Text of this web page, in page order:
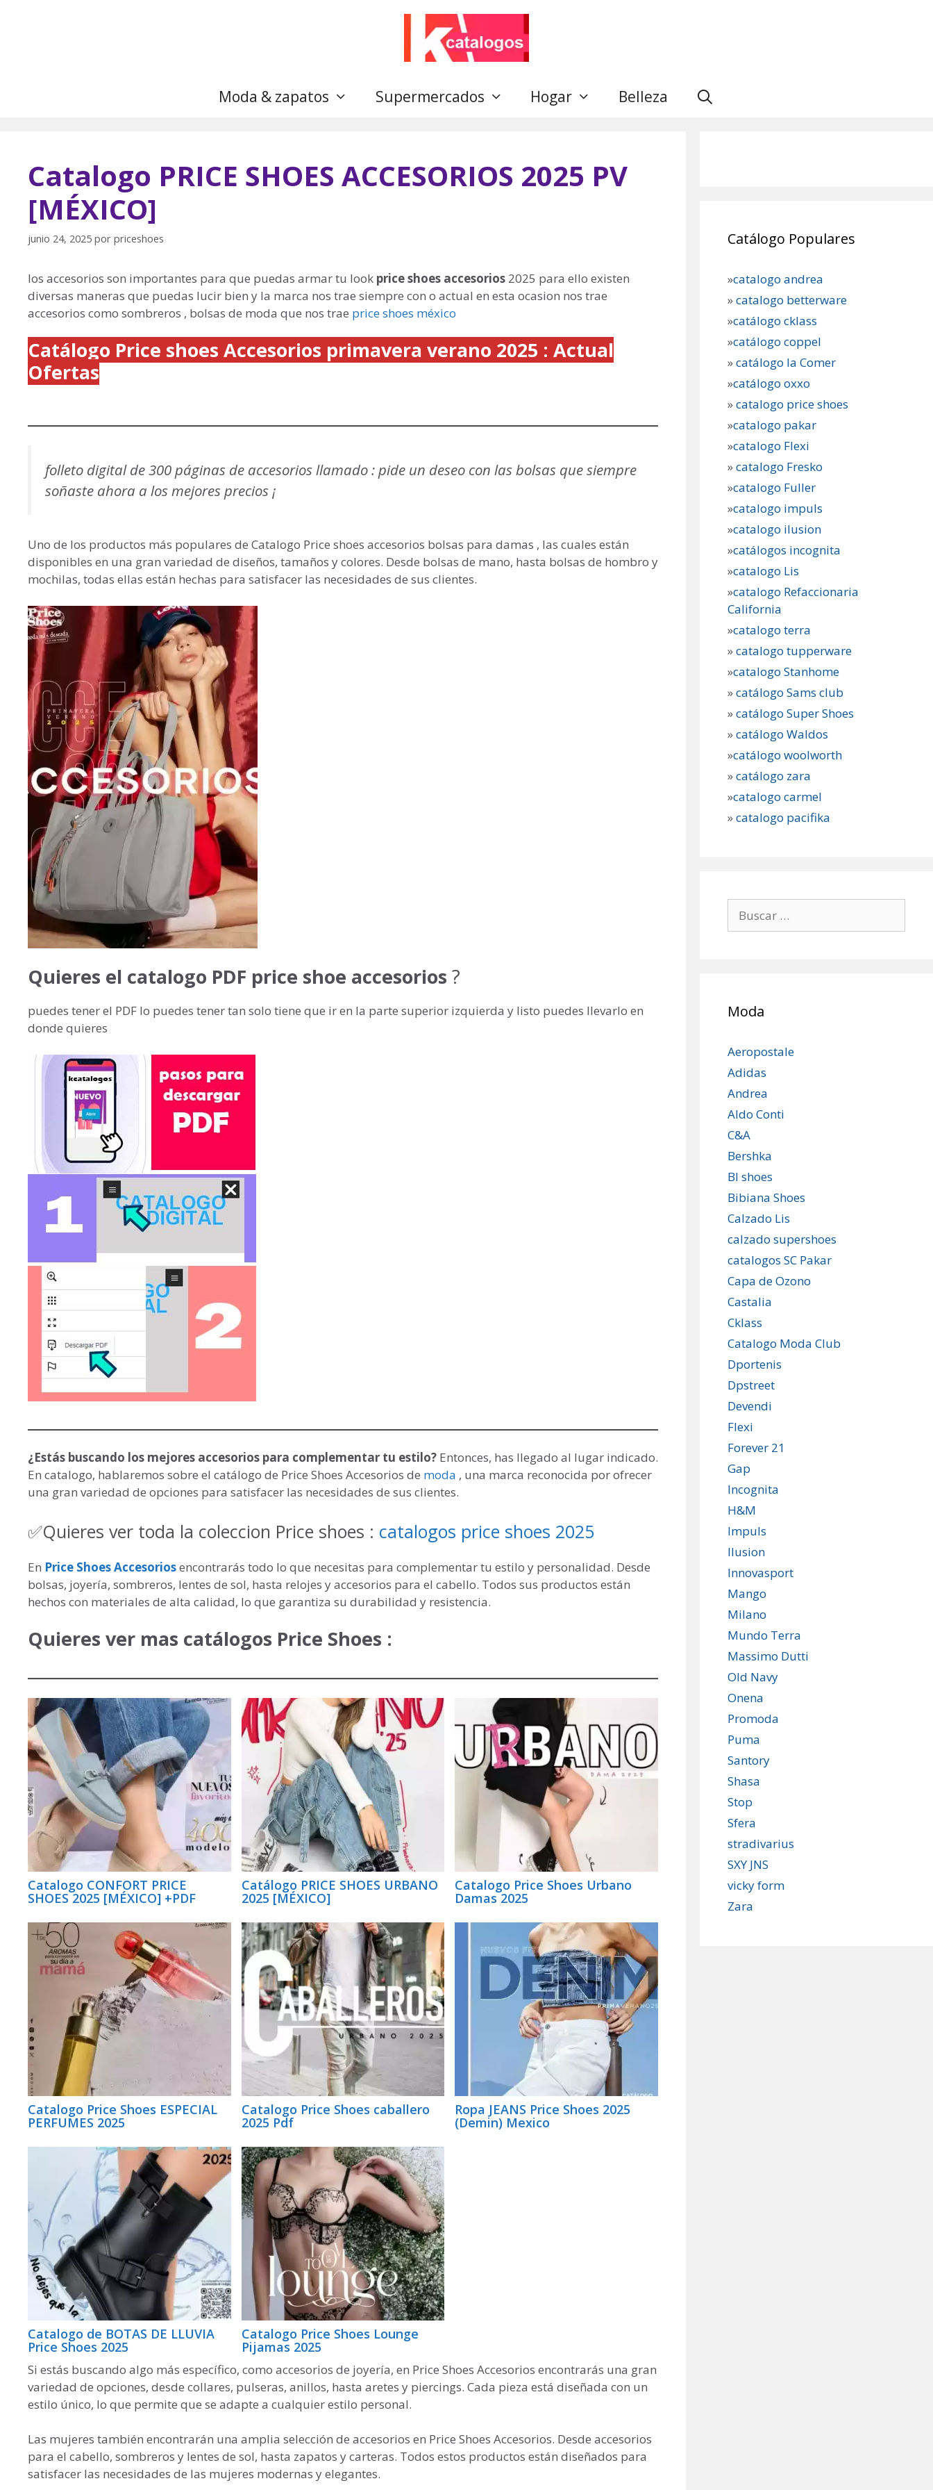
Moda & zapatos Supermercados Hogar Belleza
Catalogo PRICE SHOES ACCESORIOS 2025 PV
[MÉXICO]
junio 24, 2025 por priceshoes
los accesorios son importantes para que puedas armar tu look price shoes accesorios 2025 para ello existen
diversas maneras que puedas lucir bien y la marca nos trae siempre con o actual en esta ocasion nos trae
accesorios como sombreros , bolsas de moda que nos trae price shoes méxico
Catálogo Price shoes Accesorios primavera verano 2025 : Actual
Ofertas
folleto digital de 300 páginas de accesorios llamado : pide un deseo con las bolsas que siempre
soñaste ahora a los mejores precios ¡
Uno de los productos más populares de Catalogo Price shoes accesorios bolsas para damas , las cuales están
disponibles en una gran variedad de diseños, tamaños y colores. Desde bolsas de mano, hasta bolsas de hombro y
mochilas, todas ellas están hechas para satisfacer las necesidades de sus clientes.
Quieres el catalogo PDF price shoe accesorios ?
puedes tener el PDF lo puedes tener tan solo tiene que ir en la parte superior izquierda y listo puedes llevarlo en
donde quieres
¿Estás buscando los mejores accesorios para complementar tu estilo? Entonces, has llegado al lugar indicado.
En catalogo, hablaremos sobre el catálogo de Price Shoes Accesorios de moda , una marca reconocida por ofrecer
una gran variedad de opciones para satisfacer las necesidades de sus clientes.
✅Quieres ver toda la coleccion Price shoes : catalogos price shoes 2025
En Price Shoes Accesoriosencontrarás todo lo que necesitas para complementar tu estilo y personalidad. Desde
bolsas, joyería, sombreros, lentes de sol, hasta relojes y accesorios para el cabello. Todos sus productos están
hechos con materiales de alta calidad, lo que garantiza su durabilidad y resistencia.
Quieres ver mas catálogos Price Shoes :
Catalogo CONFORT PRICE
SHOES 2025 [MÉXICO] +PDF
Catálogo PRICE SHOES URBANO
2025 [MÉXICO]
Catalogo Price Shoes Urbano
Damas 2025
Catalogo Price Shoes ESPECIAL
PERFUMES 2025
Catalogo Price Shoes caballero
2025 Pdf
Ropa JEANS Price Shoes 2025
(Demin) Mexico
Catalogo de BOTAS DE LLUVIA
Price Shoes 2025
Catalogo Price Shoes Lounge
Pijamas 2025
Si estás buscando algo más específico, como accesorios de joyería, en Price Shoes Accesorios encontrarás una gran
variedad de opciones, desde collares, pulseras, anillos, hasta aretes y piercings. Cada pieza está diseñada con un
estilo único, lo que permite que se adapte a cualquier estilo personal.
Las mujeres también encontrarán una amplia selección de accesorios en Price Shoes Accesorios. Desde accesorios
para el cabello, sombreros y lentes de sol, hasta zapatos y carteras. Todos estos productos están diseñados para
satisfacer las necesidades de las mujeres modernas y elegantes.
Catálogo Populares
»catalogo andrea
»catalogo betterware
»catálogo cklass
»catálogo coppel
»catálogo la Comer
»catálogo oxxo
»catalogo price shoes
»catalogo pakar
»catalogo Flexi
»catalogo Fresko
»catalogo Fuller
»catalogo impuls
»catalogo ilusion
»catálogos incognita
»catalogo Lis
»catalogo Refaccionaria
California
»catalogo terra
»catalogo tupperware
»catalogo Stanhome
»catálogo Sams club
»catálogo Super Shoes
»catálogo Waldos
»catálogo woolworth
»catálogo zara
»catalogo carmel
»catalogo pacifika
Moda
Aeropostale
Adidas
Andrea
Aldo Conti
C&A
Bershka
Bl shoes
Bibiana Shoes
Calzado Lis
calzado supershoes
catalogos SC Pakar
Capa de Ozono
Castalia
Cklass
Catalogo Moda Club
Dportenis
Dpstreet
Devendi
Flexi
Forever 21
Gap
Incognita
H&M
Impuls
Ilusion
Innovasport
Mango
Milano
Mundo Terra
Massimo Dutti
Old Navy
Onena
Promoda
Puma
Santory
Shasa
Stop
Sfera
stradivarius
SXY JNS
vicky form
Zara